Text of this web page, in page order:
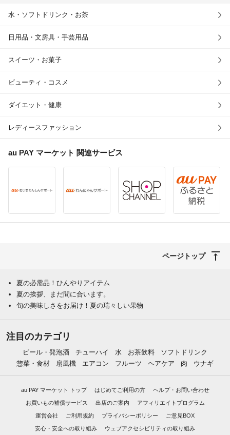
水・ソフトドリンク・お茶
日用品・文房具・手芸用品
スイーツ・お菓子
ビューティ・コスメ
ダイエット・健康
レディースファッション
au PAY マーケット 関連サービス
ページトップ
夏の必需品！ひんやりアイテム
夏の挨拶、まだ間に合います。
旬の美味しさをお届け！夏の瑞々しい果物
注目のカテゴリ
ビール・発泡酒 チューハイ 水 お茶飲料
ソフトドリンク
惣菜・食材
扇風機 エアコン フルーツ ヘアケア 肉 ウナギ
au PAY マーケット トップ はじめてご利用の方 ヘルプ・お問い合わせ
お買いもの補償サービス 出店のご案内 アフィリエイトプログラム
運営会社 ご利用規約 プライバシーポリシー ご意見BOX
安心・安全への取り組み ウェブアクセシビリティの取り組み